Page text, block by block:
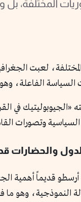
المختلفة،
لعبت
الفاعلة، وهو
في
وتصورات
والحضارات
قديماً أهمية
النموذجية، وهو ما